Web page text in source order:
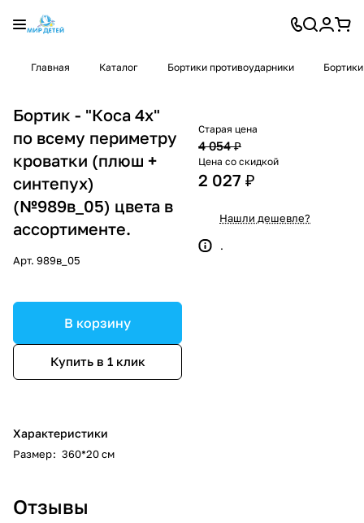
Главная Каталог Бортики противоударники
Бортик - "Коса 4х"
по всему периметру
кроватки (плюш +
синтепух)
(№989в_05) цвета в
ассортименте.
Арт. 989в_05
В корзину
Купить в 1 клик
Характеристики
Размер: 360*20 см
Старая цена
4 054 ₽
Цена со скидкой
2 027 ₽
Нашли дешевле?
.
Отзывы